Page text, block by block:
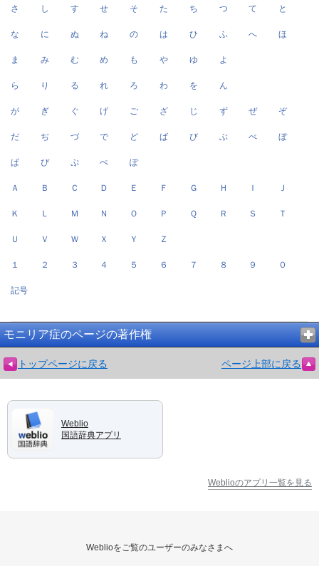
さ し す せ そ た ち つ て と
な に ぬ ね の は ひ ふ へ ほ
ま み む め も や ゆ よ
ら り る れ ろ わ を ん
が ぎ ぐ げ ご ざ じ ず ぜ ぞ
だ ぢ づ で ど ば び ぶ べ ぼ
ぱ ぴ ぷ ぺ ぽ
Ａ Ｂ Ｃ Ｄ Ｅ Ｆ Ｇ Ｈ Ｉ Ｊ
Ｋ Ｌ Ｍ Ｎ Ｏ Ｐ Ｑ Ｒ Ｓ Ｔ
Ｕ Ｖ Ｗ Ｘ Ｙ Ｚ
１ ２ ３ ４ ５ ６ ７ ８ ９ ０
記号
モニリア症のページの著作権
トップページに戻る ページ上部に戻る
Weblio
国語辞典アプリ
Weblioのアプリ一覧を見る
Weblioをご覧のユーザーのみなさまへ